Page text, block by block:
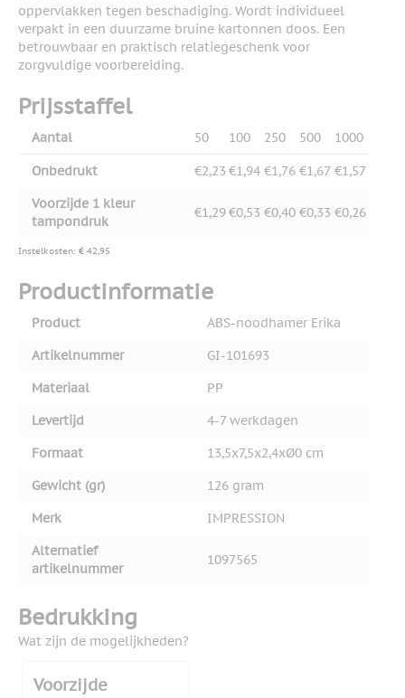
oppervlakken tegen beschadiging. Wordt individueel
verpakt in een duurzame bruine kartonnen doos. Een
betrouwbaar en praktisch relatiegeschenk voor
zorgvuldige voorbereiding.
Prijsstaffel
Aantal 50 100 250 500 1000
Onbedrukt €2,23 €1,94 €1,76 €1,67 €1,57
Voorzijde 1 kleur
tampondruk
€1,29€0,53 €0,40 €0,33 €0,26
Instelkosten: € 42,95
Productinformatie
Product
ABS-noodhamer Erika
Artikelnummer
GI-101693
Materiaal
PP
Levertijd
4-7 werkdagen
Formaat
13,5x7,5x2,4xØ0 cm
Gewicht (gr)
126 gram
Merk
IMPRESSION
Alternatief
artikelnummer
1097565
Bedrukking
Wat zijn de mogelijkheden?
Voorzijde